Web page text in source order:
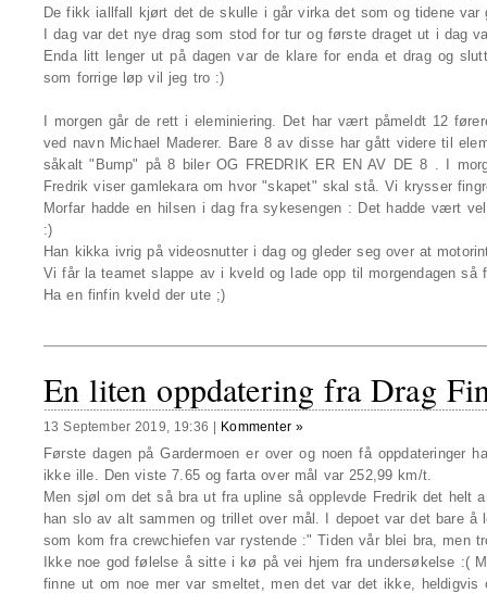
De fikk iallfall kjørt det de skulle i går virka det som og tidene
I dag var det nye drag som stod for tur og første draget ut i dag
Enda litt lenger ut på dagen var de klare for enda et drag og
som forrige løp vil jeg tro :)
I morgen går de rett i eleminiering. Det har vært påmeldt 12
ved navn Michael Maderer. Bare 8 av disse har gått videre til
såkalt "Bump" på 8 biler OG FREDRIK ER EN AV DE 8 . I
Fredrik viser gamlekara om hvor "skapet" skal stå. Vi krysser
Morfar hadde en hilsen i dag fra sykesengen : Det hadde vært
:)
Han kikka ivrig på videosnutter i dag og gleder seg over at
Vi får la teamet slappe av i kveld og lade opp til morgendagen
Ha en finfin kveld der ute ;)
En liten oppdatering fra Drag
13 September 2019, 19:36 Kommenter »
Første dagen på Gardermoen er over og noen få oppdateringer
ikke ille. Den viste 7.65 og farta over mål var 252,99 km/t.
Men sjøl om det så bra ut fra upline så opplevde Fredrik det helt
han slo av alt sammen og trillet over mål. I depoet var det bare
som kom fra crewchiefen var rystende :" Tiden vår blei bra, men
Ikke noe god følelse å sitte i kø på vei hjem fra undersøkelse :(
finne ut om noe mer var smeltet, men det var det ikke,